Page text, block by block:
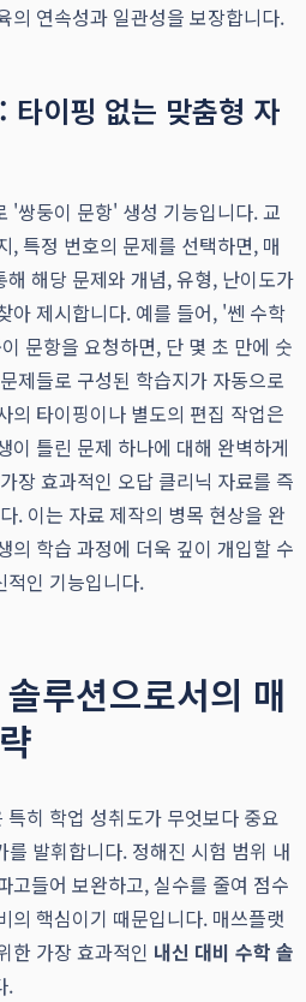
의 연속성과 일관성을 보장합니다.
이핑 없는 맞춤형 자
'쌍둥이 문항' 생성 기능입니다. 교
, 특정 번호의 문제를 선택하면, 매
해당 문제와 개념, 유형, 난이도가
아 제시합니다. 예를 들어, '쎈 수학
문항을 요청하면, 단 몇 초 만에 숫
제들로 구성된 학습지가 자동으로
의 타이핑이나 별도의 편집 작업은
이 틀린 문제 하나에 대해 완벽하게
장 효과적인 오답 클리닉 자료를 즉
. 이는 자료 제작의 병목 현상을 완
의 학습 과정에 더욱 깊이 개입할 수
적인 기능입니다.
루션으로서의 매
히 학업 성취도가 무엇보다 중요
발휘합니다. 정해진 시험 범위 내
고들어 보완하고, 실수를 줄여 점수
의 핵심이기 때문입니다. 매쓰플랫
한 가장 효과적인 내신 대비 수학 솔
.